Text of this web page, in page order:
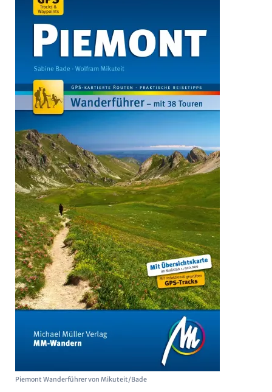
Piemont Wanderführer von Mikuteit/Bade